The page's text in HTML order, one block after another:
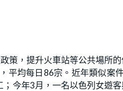
策，提升火車站等公共場所
平均每日86宗。近年類似案
今年3月，一名以色列女遊